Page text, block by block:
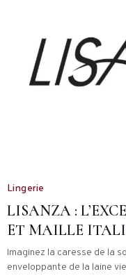
Lingerie
LISANZA :
ET MAILLE
Imaginez la caresse de la
enveloppante de la laine